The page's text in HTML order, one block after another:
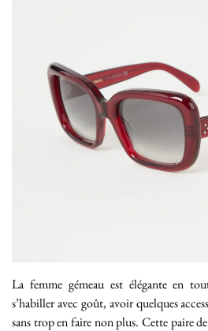
La femme gémeau est élégante en
s’habiller avec goût, avoir quelques
sans trop en faire non plus. Cette paire